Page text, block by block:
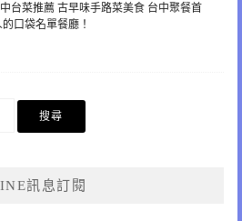
台菜推薦 古早味手路菜美食 台中聚餐首
口袋名單餐廳！
訊息訂閱